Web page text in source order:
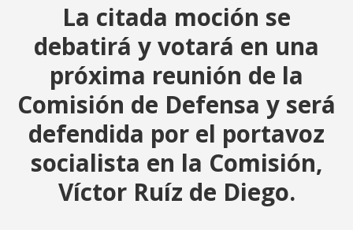
La citada moción se
debatirá y votará en una
próxima reunión de la
Comisión de Defensa y será
defendida por el portavoz
socialista en la Comisión,
Víctor Ruíz de Diego.